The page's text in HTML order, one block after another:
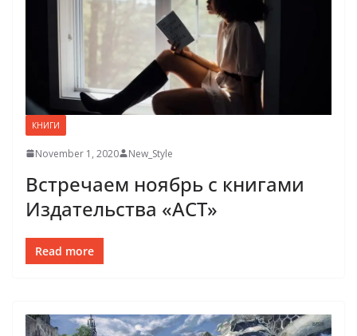
КНИГИ
November 1, 2020 New_Style
Встречаем ноябрь с книгами
Издательства «АСТ»
Read more